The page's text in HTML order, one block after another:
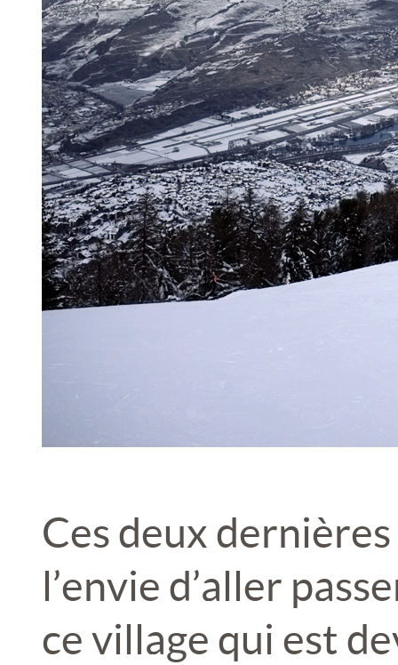
Ces deux
l’envie d’aller
ce village qui est